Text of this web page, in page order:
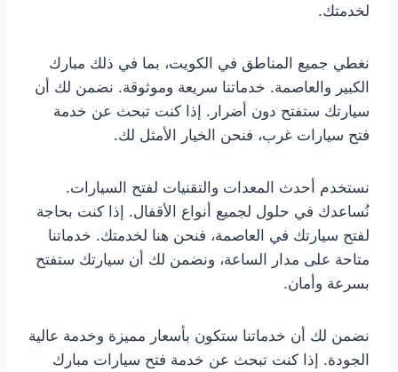
لخدمتك.
نغطي جميع المناطق في الكويت، بما في ذلك مبارك
الكبير والعاصمة. خدماتنا سريعة وموثوقة. نضمن لك أن
سيارتك ستفتح دون أضرار. إذا كنت تبحث عن خدمة
فتح سيارات غرب، فنحن الخيار الأمثل لك.
نستخدم أحدث المعدات والتقنيات لفتح السيارات.
نُساعدك في حلول لجميع أنواع الأقفال. إذا كنت بحاجة
لفتح سيارتك في العاصمة، فنحن هنا لخدمتك. خدماتنا
متاحة على مدار الساعة، ونضمن لك أن سيارتك ستفتح
بسرعة وأمان.
نضمن لك أن خدماتنا ستكون بأسعار مميزة وخدمة عالية
الجودة. إذا كنت تبحث عن خدمة فتح سيارات مبارك